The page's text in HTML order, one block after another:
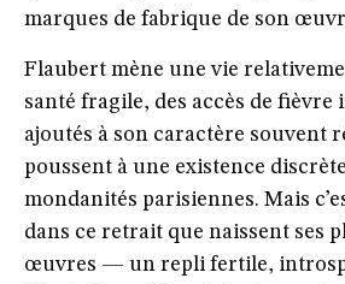
marques de fabrique de son
Flaubert mène une vie
santé fragile, des accès de
ajoutés à son caractère souvent
poussent à une existence
mondanités parisiennes. Mais
dans ce retrait que naissent ses
œuvres — un repli fertile,